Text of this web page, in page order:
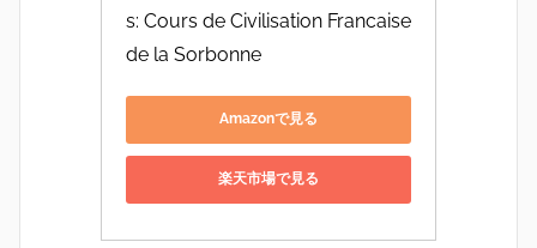
s: Cours de Civilisation Francaise
de la Sorbonne
Amazonで見る
楽天市場で見る